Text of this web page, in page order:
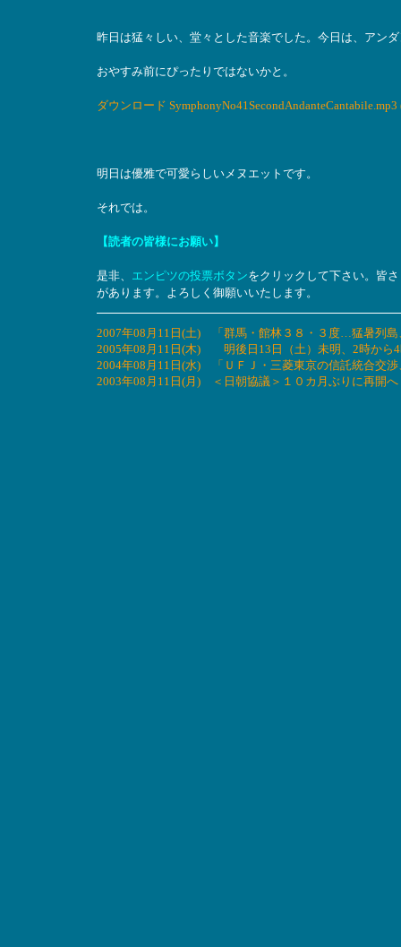
昨日は猛々しい、堂々とした音楽でした。今日は、アン
おやすみ前にぴったりではないかと。
ダウンロード SymphonyNo41SecondAndanteCantabile.mp3
明日は優雅で可愛らしいメヌエットです。
それでは。
【読者の皆様にお願い】
是非、 エンピツの投票ボタンをクリックして下さい。皆
があります。よろしく御願いいたします。
2007年08月11日(土) 「群馬・館林３８・３度…猛暑列
2005年08月11日(木) 明後日13日（土）未明、2時から
2004年08月11日(水) 「ＵＦＪ・三菱東京の信託統合交
2003年08月11日(月) ＜日朝協議＞１０カ月ぶりに再